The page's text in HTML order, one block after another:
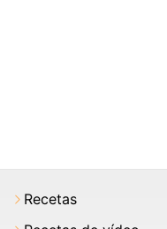
Recetas